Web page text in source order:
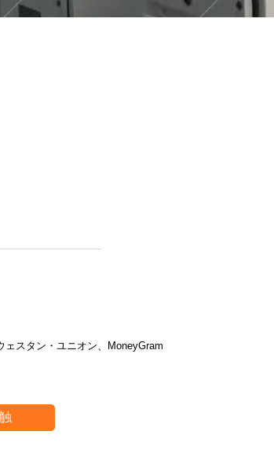
ェスタン・ユニオン、MoneyGram